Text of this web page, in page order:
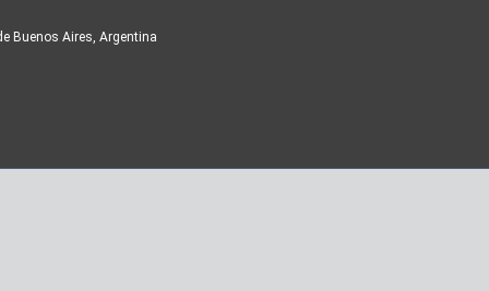
Buenos Aires, Argentina